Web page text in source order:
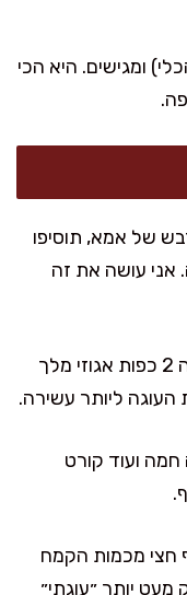
ומגישים. היא הכי
של אמא, תוסיפו
אני עושה את זה
• אוהבים אגוזים? אפשר לערבב פנימה 2 כפות אגוזי מלך
העוגה ליותר עשירה.
ועוד קורט
חצי מכמות הקמח
יותר ״עוגתי״